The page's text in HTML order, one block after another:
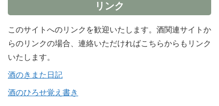
リンク
このサイトへのリンクを歓迎いたします。酒関連サイトか
らのリンクの場合、連絡いただければこちらからもリンク
いたします。
酒のきまた日記
酒のひろせ覚え書き